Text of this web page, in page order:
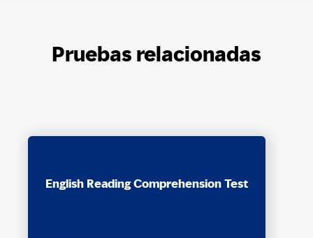
Pruebas relacionadas
English Reading Comprehension Test